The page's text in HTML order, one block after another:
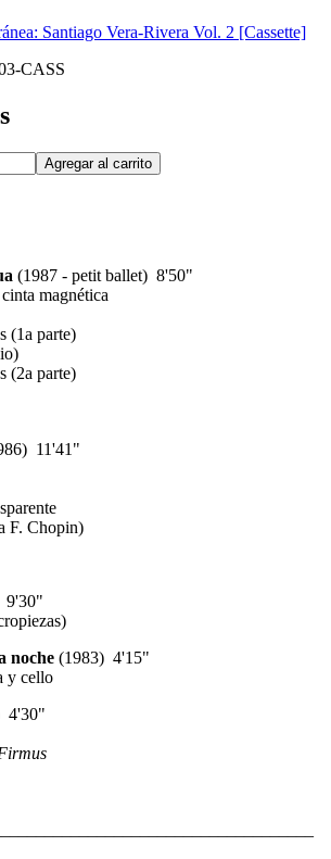
CASS
(1987 - petit ballet) 8'50"
magnética
(1a parte)
(2a parte)
11'41"
F. Chopin)
9'30"
noche (1983) 4'15"
y cello
4'30"